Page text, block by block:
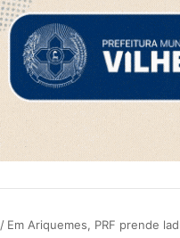
/ Em Ariquemes, PRF prende